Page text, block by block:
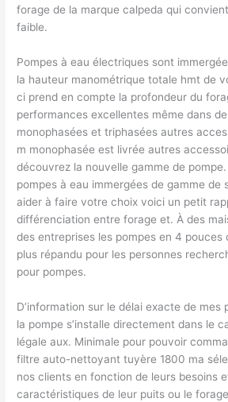
forage de la marque calpeda qui
faible.
Pompes à eau électriques sont
la hauteur manométrique totale hmt de
ci prend en compte la profondeur du
performances excellentes même dans
monophasées et triphasées autres
m monophasée est livrée autres
découvrez la nouvelle gamme de
pompes à eau immergées de gamme de
aider à faire votre choix voici un petit
différenciation entre forage et. À des
des entreprises les pompes en 4 pouces
plus répandu pour les personnes
pour pompes.
D’information sur le délai exacte de mes
la pompe s’installe directement dans le
légale aux. Minimale pour pouvoir
filtre auto-nettoyant tuyère 1800 ma
nos clients en fonction de leurs besoins
caractéristiques de leur puits ou le